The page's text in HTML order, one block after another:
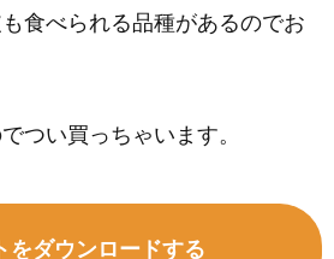
食べられる品種があるのでお
つい買っちゃいます。
をダウンロードする